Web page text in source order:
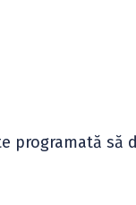
programată să